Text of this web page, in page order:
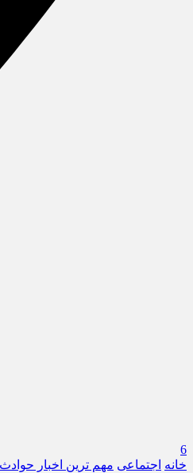
6
خانه اجتماعی مهم ترین اخبار حوادث